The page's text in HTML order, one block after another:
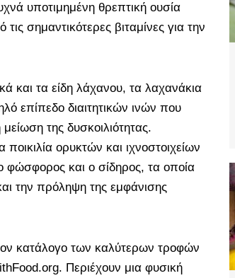
υποτιμημένη θρεπτική ουσία
σημαντικότερες βιταμίνες για την
και τα είδη λάχανου, τα λαχανάκια
επίπεδο διαιτητικών ινών που
της δυσκοιλιότητας.
ορυκτών και ιχνοστοιχείων
φώσφορος και ο σίδηρος, τα οποία
την πρόληψη της εμφάνισης
κατάλογο των καλύτερων τροφών
Περιέχουν μια φυσική